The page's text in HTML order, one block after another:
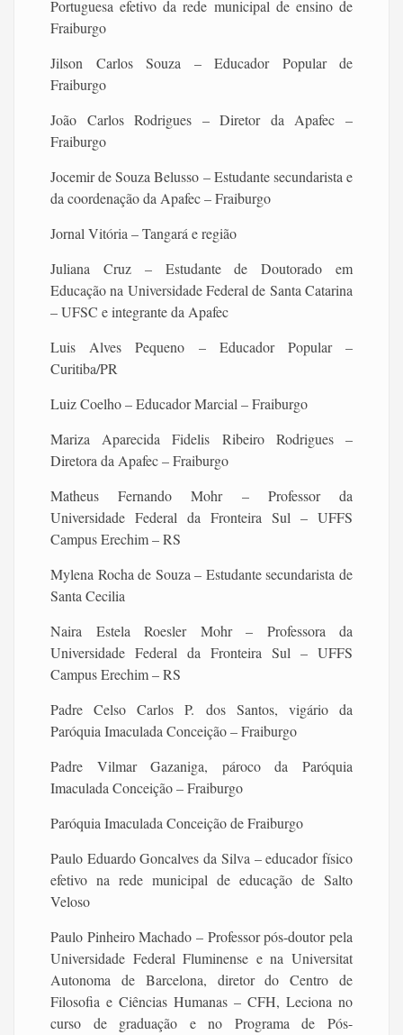
Portuguesa efetivo da rede municipal de ensino de
Fraiburgo
Jilson Carlos Souza – Educador Popular de
Fraiburgo
João Carlos Rodrigues – Diretor da Apafec –
Fraiburgo
Jocemir de Souza Belusso – Estudante secundarista e
da coordenação da Apafec – Fraiburgo
Jornal Vitória – Tangará e região
Juliana Cruz – Estudante de Doutorado em
Educação na Universidade Federal de Santa Catarina
– UFSC e integrante da Apafec
Luis Alves Pequeno – Educador Popular –
Curitiba/PR
Luiz Coelho – Educador Marcial – Fraiburgo
Mariza Aparecida Fidelis Ribeiro Rodrigues –
Diretora da Apafec – Fraiburgo
Matheus Fernando Mohr – Professor da
Universidade Federal da Fronteira Sul – UFFS
Campus Erechim – RS
Mylena Rocha de Souza – Estudante secundarista de
Santa Cecilia
Naira Estela Roesler Mohr – Professora da
Universidade Federal da Fronteira Sul – UFFS
Campus Erechim – RS
Padre Celso Carlos P. dos Santos, vigário da
Paróquia Imaculada Conceição – Fraiburgo
Padre Vilmar Gazaniga, pároco da Paróquia
Imaculada Conceição – Fraiburgo
Paróquia Imaculada Conceição de Fraiburgo
Paulo Eduardo Goncalves da Silva – educador físico
efetivo na rede municipal de educação de Salto
Veloso
Paulo Pinheiro Machado – Professor pós-doutor pela
Universidade Federal Fluminense e na Universitat
Autonoma de Barcelona, diretor do Centro de
Filosofia e Ciências Humanas – CFH, Leciona no
curso de graduação e no Programa de Pós-